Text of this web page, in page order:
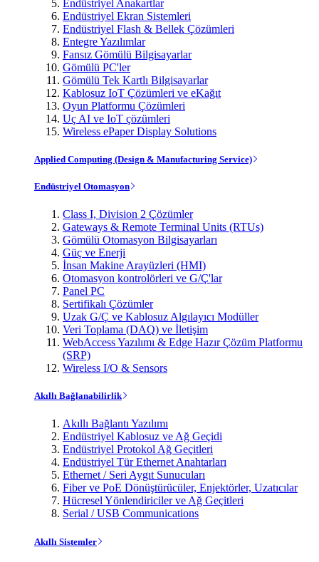
Endüstriyel Anakartlar
Endüstriyel Ekran Sistemleri
Endüstriyel Flash & Bellek Çözümleri
Entegre Yazılımlar
Fansız Gömülü Bilgisayarlar
Gömülü PC'ler
Gömülü Tek Kartlı Bilgisayarlar
Kablosuz IoT Çözümleri ve eKağıt
Oyun Platformu Çözümleri
Uç AI ve IoT çözümleri
Wireless ePaper Display Solutions
Applied Computing (Design & Manufacturing Service)
Endüstriyel Otomasyon
Class I, Division 2 Çözümler
Gateways & Remote Terminal Units (RTUs)
Gömülü Otomasyon Bilgisayarları
Güç ve Enerji
İnsan Makine Arayüzleri (HMI)
Otomasyon kontrolörleri ve G/Ç'lar
Panel PC
Sertifikalı Çözümler
Uzak G/Ç ve Kablosuz Algılayıcı Modüller
Veri Toplama (DAQ) ve İletişim
WebAccess Yazılımı & Edge Hazır Çözüm Platformu
(SRP)
Wireless I/O & Sensors
Akıllı Bağlanabilirlik
Akıllı Bağlantı Yazılımı
Endüstriyel Kablosuz ve Ağ Geçidi
Endüstriyel Protokol Ağ Geçitleri
Endüstriyel Tür Ethernet Anahtarları
Ethernet / Seri Aygıt Sunucuları
Fiber ve PoE Dönüştürücüler, Enjektörler, Uzatıcılar
Hücresel Yönlendiriciler ve Ağ Geçitleri
Serial / USB Communications
Akıllı Sistemler